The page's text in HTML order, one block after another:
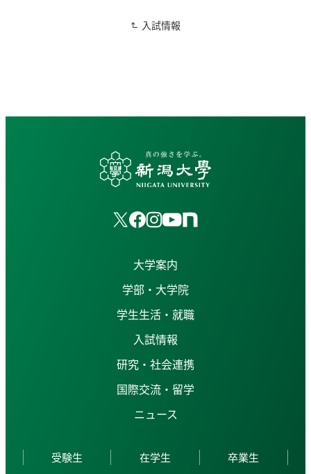
入試情報
大学案内
学部・大学院
学生生活・就職
入試情報
研究・社会連携
国際交流・留学
ニュース
受験生 在学生 卒業生